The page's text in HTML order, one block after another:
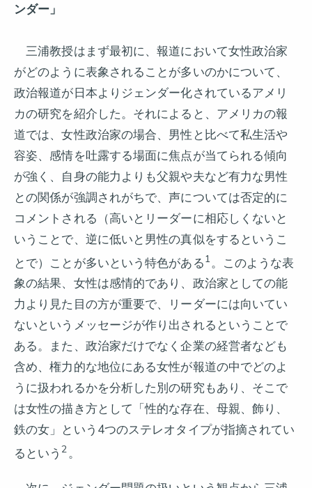
ンダー」
三浦教授はまず最初に、報道において女性政治家
がどのように表象されることが多いのかについて、
政治報道が日本よりジェンダー化されているアメリ
カの研究を紹介した。それによると、アメリカの報
道では、女性政治家の場合、男性と比べて私生活や
容姿、感情を吐露する場面に焦点が当てられる傾向
が強く、自身の能力よりも父親や夫など有力な男性
との関係が強調されがちで、声については否定的に
コメントされる（高いとリーダーに相応しくないと
いうことで、逆に低いと男性の真似をするというこ
とで）ことが多いという特色がある1。このような表
象の結果、女性は感情的であり、政治家としての能
力より見た目の方が重要で、リーダーには向いてい
ないというメッセージが作り出されるということで
ある。また、政治家だけでなく企業の経営者なども
含め、権力的な地位にある女性が報道の中でどのよ
うに扱われるかを分析した別の研究もあり、そこで
は女性の描き方として「性的な存在、母親、飾り、
鉄の女」という4つのステレオタイプが指摘されてい
るという 2。